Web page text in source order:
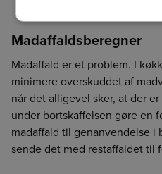
Madaffaldsberegner
Madaffald er et problem. I
minimere overskuddet af
når det alligevel sker, at der
under bortskaffelsen gøre en
madaffald til genanvendelse
sende det med restaffaldet til